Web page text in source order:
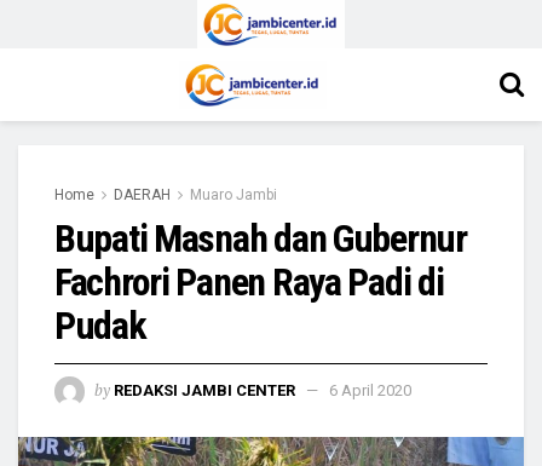
Home DAERAH Muaro Jambi
Bupati Masnah dan Gubernur
Fachrori Panen Raya Padi di
Pudak
by REDAKSI JAMBI CENTER 6 April 2020